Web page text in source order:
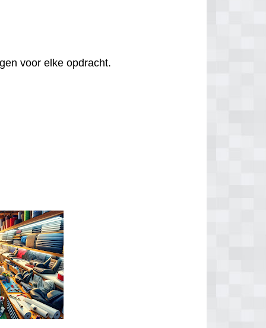
voor elke opdracht.